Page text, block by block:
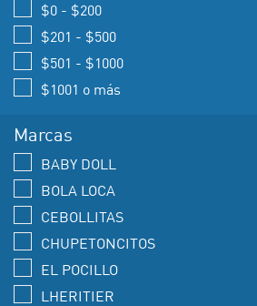
$0 - $200
$201 - $500
$501 - $1000
$1001 o más
Marcas
BABY DOLL
BOLA LOCA
CEBOLLITAS
CHUPETONCITOS
EL POCILLO
LHERITIER